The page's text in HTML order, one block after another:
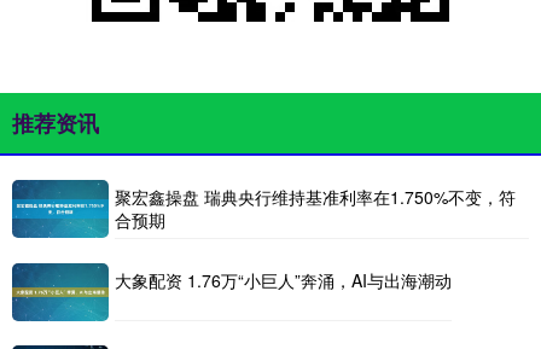
推荐资讯
聚宏鑫操盘 瑞典央行维持基准利率在1.750%不变，符
合预期
大象配资 1.76万“小巨人”奔涌，AI与出海潮动